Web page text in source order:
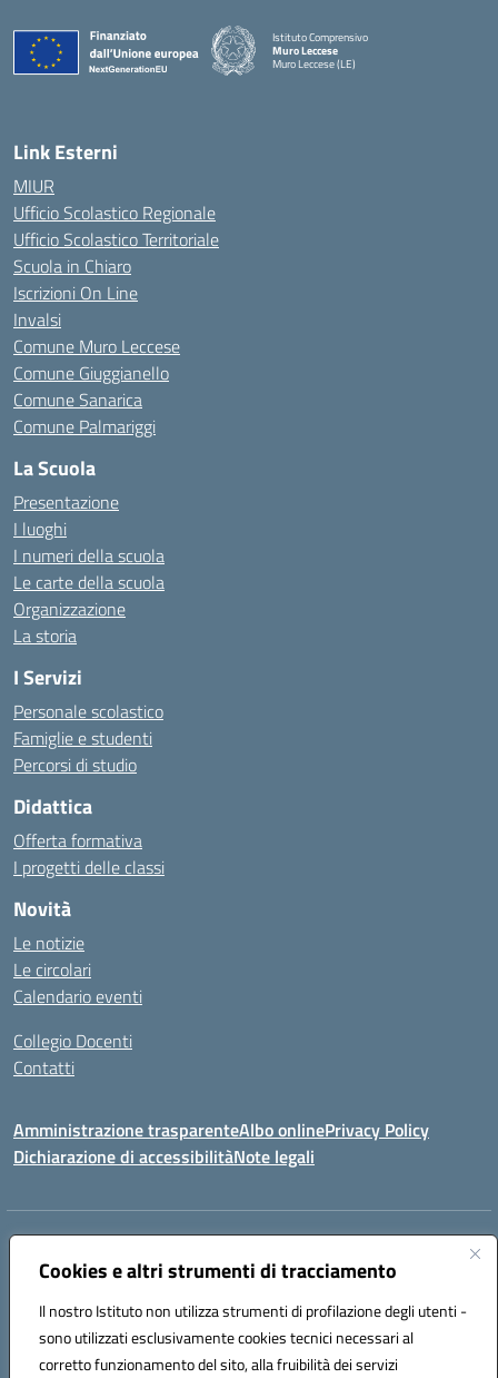
Cookies e altri strumenti di tracciamento
Il nostro Istituto non utilizza strumenti di profilazione degli utenti -
sono utilizzati esclusivamente cookies tecnici necessari al
corretto funzionamento del sito, alla fruibilità dei servizi
Istituto Comprensivo
Muro Leccese
Muro Leccese (LE)
Link Esterni
MIUR
Ufficio Scolastico Regionale
Ufficio Scolastico Territoriale
Scuola in Chiaro
Iscrizioni On Line
Invalsi
Comune Muro Leccese
Comune Giuggianello
Comune Sanarica
Comune Palmariggi
La Scuola
Presentazione
I luoghi
I numeri della scuola
Le carte della scuola
Organizzazione
La storia
I Servizi
Personale scolastico
Famiglie e studenti
Percorsi di studio
Didattica
Offerta formativa
I progetti delle classi
Novità
Le notizie
Le circolari
Calendario eventi
Collegio Docenti
Contatti
Amministrazione trasparenteAlbo onlinePrivacy Policy
Dichiarazione di accessibilitàNote legali
Indirizzo:
Centralino:+39 0836.341064 Email:leic81300l@istruzione.it
Codice fiscale: 92012610751
Codice meccanografico:
LEIC81300L